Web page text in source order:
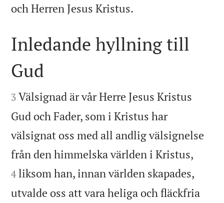
och Herren Jesus Kristus.

Inledande hyllning till
Gud

3 Välsignad är vår Herre Jesus Kristus
Gud och Fader, som i Kristus har
välsignat oss med all andlig välsignelse
från den himmelska världen i Kristus,
4 liksom han, innan världen skapades,
utvalde oss att vara heliga och fläckfria